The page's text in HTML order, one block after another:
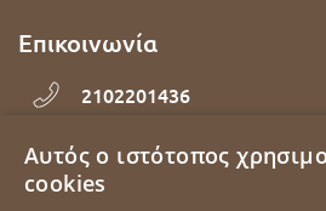
Επικοινωνία
2102201436
Εθνάρχου Μακαρίου 92,
Αυτός ο ιστότοπος
cookies